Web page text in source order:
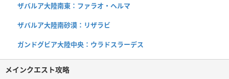
ザバルア大陸南東：ファラオ・ヘルマ
ザバルア大陸南砂漠：リザラビ
ガンドグビア大陸中央：ウラドスラーデス
メインクエスト攻略